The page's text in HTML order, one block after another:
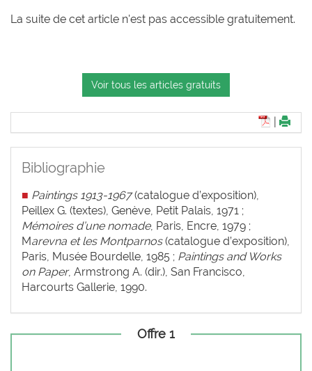
La suite de cet article n'est pas accessible gratuitement.
Voir tous les articles gratuits
Bibliographie
■ Paintings 1913-1967(catalogue d’exposition),
Peillex G. (textes), Genève, Petit Palais, 1971 ;
Mémoires d’une nomade, Paris, Encre, 1979 ;
Marevna et les Montparnos(catalogue d’exposition),
Paris, Musée Bourdelle, 1985 ; Paintings and Works
on Paper, Armstrong A. (dir.), San Francisco,
Harcourts Gallerie, 1990.
Offre 1